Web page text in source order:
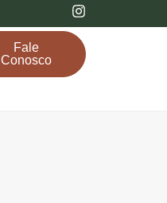
Fale
Conosco